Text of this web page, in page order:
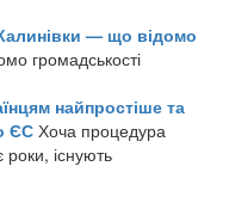
— що відомо
громадськості
найпростіше та
ЄС Хоча процедура
існують